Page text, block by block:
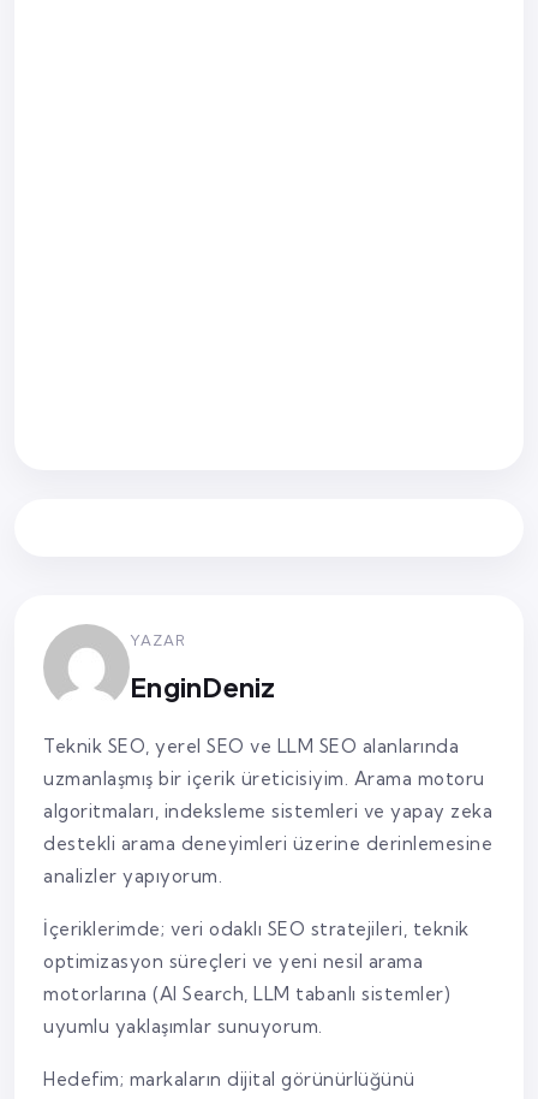
YAZAR
EnginDeniz
Teknik SEO, yerel SEO ve LLM SEO alanlarında
uzmanlaşmış bir içerik üreticisiyim. Arama motoru
algoritmaları, indeksleme sistemleri ve yapay zeka
destekli arama deneyimleri üzerine derinlemesine
analizler yapıyorum.
İçeriklerimde; veri odaklı SEO stratejileri, teknik
optimizasyon süreçleri ve yeni nesil arama
motorlarına (AI Search, LLM tabanlı sistemler)
uyumlu yaklaşımlar sunuyorum.
Hedefim; markaların dijital görünürlüğünü